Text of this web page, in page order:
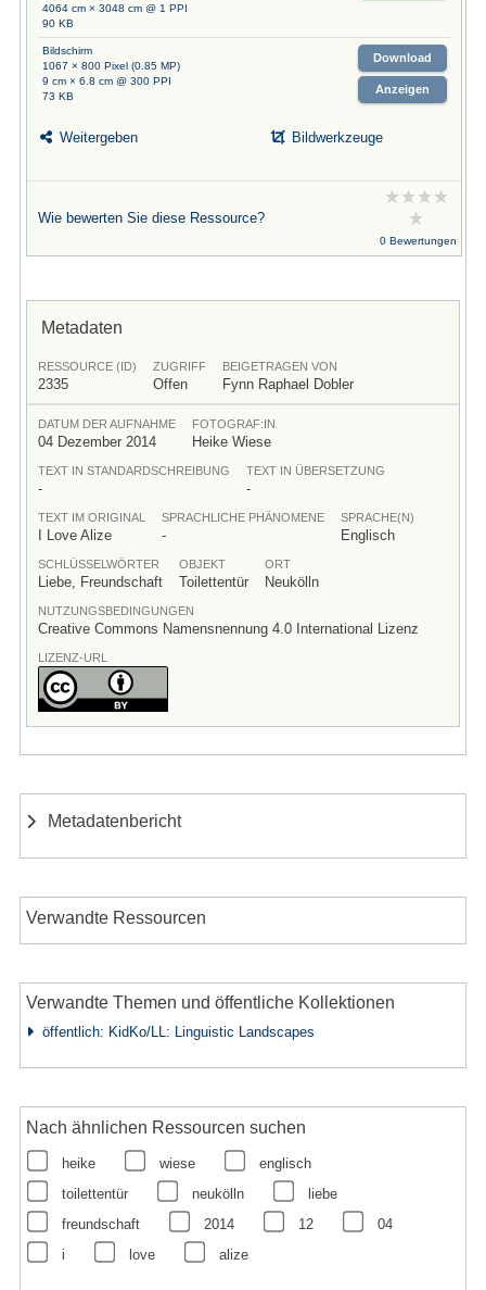
4064 cm × 3048 cm @ 1 PPI
90 KB
Bildschirm
1067 × 800 Pixel (0.85 MP)
9 cm × 6.8 cm @ 300 PPI
73 KB
Download
Anzeigen
Weitergeben Bildwerkzeuge
Wie bewerten Sie diese Ressource?
0 Bewertungen
Metadaten
RESSOURCE (ID)
2335
ZUGRIFF
Offen
BEIGETRAGEN VON
Fynn Raphael Dobler
DATUM DER AUFNAHME
04 Dezember 2014
FOTOGRAF:IN
Heike Wiese
TEXT IN STANDARDSCHREIBUNG
-
TEXT IN ÜBERSETZUNG
-
TEXT IM ORIGINAL
I Love Alize
SPRACHLICHE PHÄNOMENE
-
SPRACHE(N)
Englisch
SCHLÜSSELWÖRTER
Liebe, Freundschaft
OBJEKT
Toilettentür
ORT
Neukölln
NUTZUNGSBEDINGUNGEN
Creative Commons Namensnennung 4.0 International Lizenz
LIZENZ-URL
Metadatenbericht
Verwandte Ressourcen
Verwandte Themen und öffentliche Kollektionen
öffentlich: KidKo/LL: Linguistic Landscapes
Nach ähnlichen Ressourcen suchen
heike wiese
englisch
toilettentür
neukölln
liebe
freundschaft
2014 12
04
i
love alize